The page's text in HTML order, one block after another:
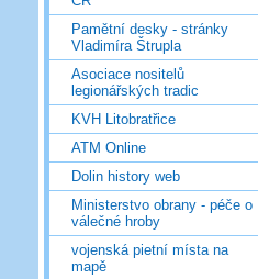
Pamětní desky - stránky
Vladimíra Štrupla
Asociace nositelů
legionářských tradic
KVH Litobratřice
ATM Online
Dolin history web
Ministerstvo obrany - péče o
válečné hroby
vojenská pietní místa na
mapě